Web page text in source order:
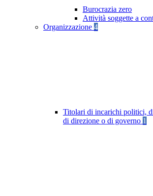
Burocrazia zero
Attività soggette a
Organizzazione 4
Titolari di incarichi politici,
di direzione o di governo 1